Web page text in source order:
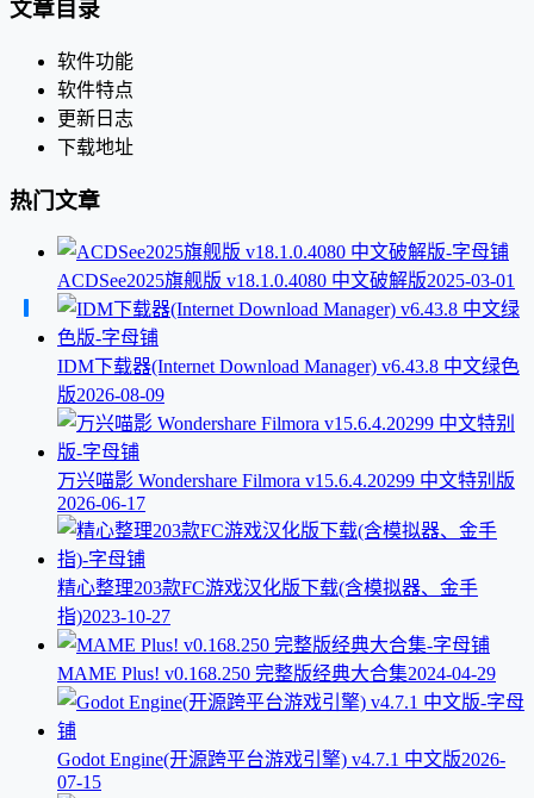
文章目录
软件功能
软件特点
更新日志
下载地址
热门文章
ACDSee2025旗舰版 v18.1.0.4080 中文破解版2025-03-01
IDM下载器(Internet Download Manager) v6.43.8 中文绿色
版2026-08-09
万兴喵影 Wondershare Filmora v15.6.4.20299 中文特别版
2026-06-17
精心整理203款FC游戏汉化版下载(含模拟器、金手
指)2023-10-27
MAME Plus! v0.168.250 完整版经典大合集2024-04-29
Godot Engine(开源跨平台游戏引擎) v4.7.1 中文版2026-
07-15